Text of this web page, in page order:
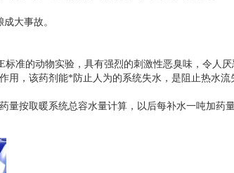
大事故。
准的动物实验，具有强烈的刺激性恶臭味，令人厌
用，该药剂能*防止人为的系统失水，是阻止热水流
按取暖系统总容水量计算，以后每补水一吨加药量